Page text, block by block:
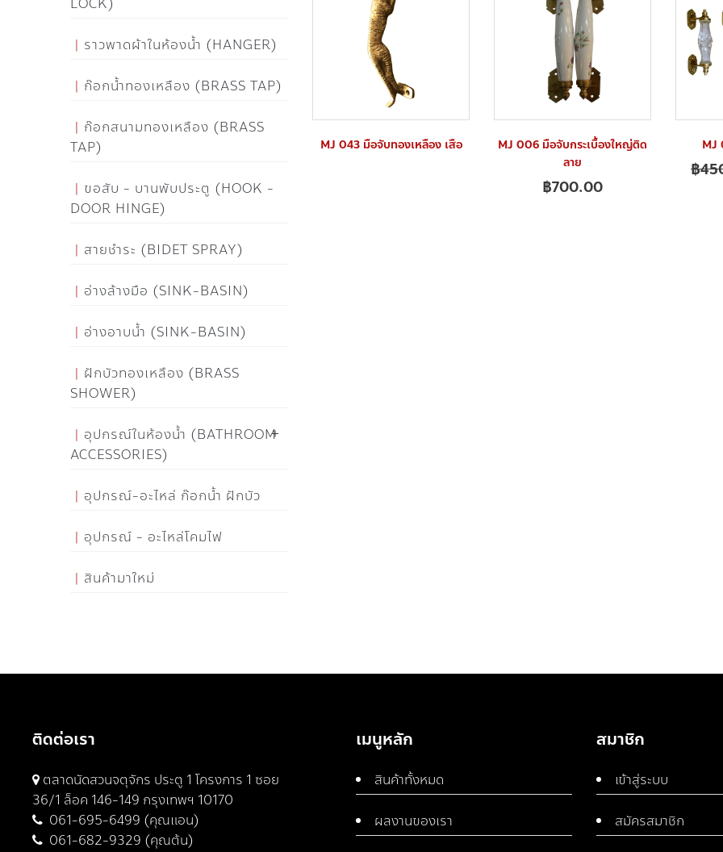
MJ 043 มือจับทองเหลือง เสือ
MJ 006 มือจับกระเบื้องใหญ่ติด
ลาย
฿700.00
MJ
฿
ราวพาดผ้าในห้องน้ำ (HANGER)
ก๊อกน้ำทองเหลือง (BRASS TAP)
ก๊อกสนามทองเหลือง (BRASS
TAP)
ขอสับ - บานพับประตู (HOOK -
DOOR HINGE)
สายชำระ (BIDET SPRAY)
อ่างล้างมือ (SINK-BASIN)
อ่างอาบน้ำ (SINK-BASIN)
ฝักบัวทองเหลือง (BRASS
SHOWER)
อุปกรณ์ในห้องน้ำ (BATHROOM
ACCESSORIES)
อุปกรณ์-อะไหล่ ก๊อกน้ำ ฝักบัว
อุปกรณ์ - อะไหล่โคมไฟ
สินค้ามาใหม่
ติดต่อเรา
ตลาดนัดสวนจตุจักร ประตู 1 โครงการ 1 ซอย
36/1 ล็อค 146-149 กรุงเทพฯ 10170
061-695-6499 (คุณแอน)
061-682-9329 (คุณต้น)
เมนูหลัก
สินค้าทั้งหมด
ผลงานของเรา
สมาชิก
เข้าสู่ระบบ
สมัครสมาชิก